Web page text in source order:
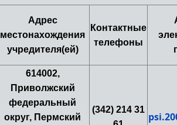
Адрес
местонахождения
учредителя(ей)
Контактные
телефоны
614002,
Приволжский
федеральный
округ, Пермский
(342) 214 31